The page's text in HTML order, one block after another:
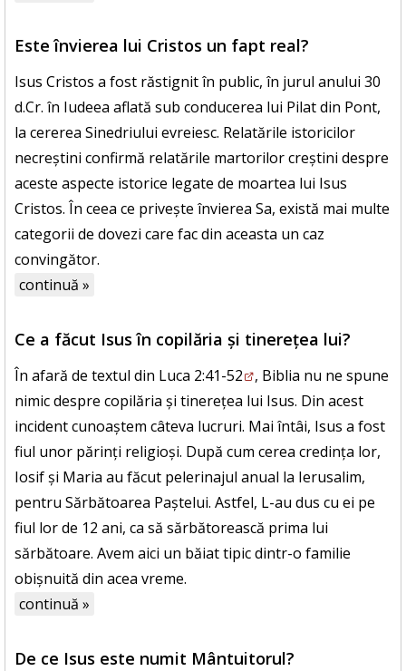
Este învierea lui Cristos un fapt real?
Isus Cristos a fost răstignit în public, în jurul anului 30
d.Cr. în Iudeea aflată sub conducerea lui Pilat din Pont,
la cererea Sinedriului evreiesc. Relatările istoricilor
necreștini confirmă relatările martorilor creștini despre
aceste aspecte istorice legate de moartea lui Isus
Cristos. În ceea ce privește învierea Sa, există mai multe
categorii de dovezi care fac din aceasta un caz
convingător.
continuă »
Ce a făcut Isus în copilăria și tinerețea lui?
În afară de textul din Luca 2:41-52
, Biblia nu ne spune
nimic despre copilăria și tinerețea lui Isus. Din acest
incident cunoaștem câteva lucruri. Mai întâi, Isus a fost
fiul unor părinți religioși. După cum cerea credința lor,
Iosif și Maria au făcut pelerinajul anual la Ierusalim,
pentru Sărbătoarea Paștelui. Astfel, L-au dus cu ei pe
fiul lor de 12 ani, ca să sărbătorească prima lui
sărbătoare. Avem aici un băiat tipic dintr-o familie
obișnuită din acea vreme.
continuă »
De ce Isus este numit Mântuitorul?